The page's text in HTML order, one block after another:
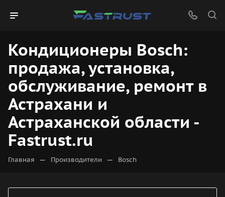
Кондиционеры Bosch:
продажа, установка,
обслуживание, ремонт в
Астрахани и
Астраханской области -
Fastrust.ru
Главная — Производители — Bosch